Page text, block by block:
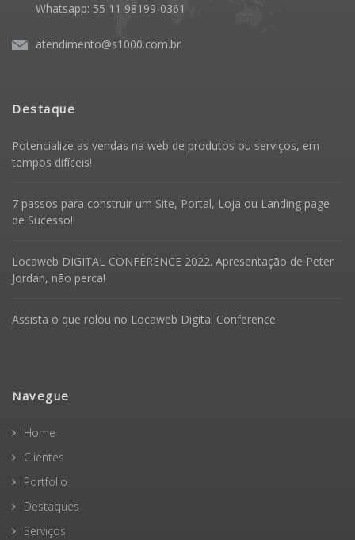
Whatsapp: 55 11 98199-0361
atendimento@s1000.com.br
Destaque
Potencialize as vendas na web de produtos ou serviços, em
tempos difíceis!
7 passos para construir um Site, Portal, Loja ou Landing page
de Sucesso!
Locaweb DIGITAL CONFERENCE 2022. Apresentação de Peter
Jordan, não perca!
Assista o que rolou no Locaweb Digital Conference
Navegue
Home
Clientes
Portfolio
Destaques
Serviços